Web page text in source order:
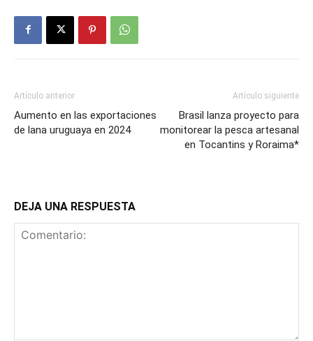
Artículo anterior
Aumento en las exportaciones
de lana uruguaya en 2024
Artículo siguiente
Brasil lanza proyecto para
monitorear la pesca artesanal
en Tocantins y Roraima*
DEJA UNA RESPUESTA